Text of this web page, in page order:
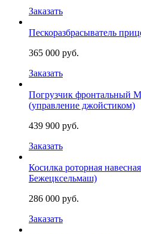
Заказать
Пескоразбрасыватель
365 000 руб.
Заказать
Погрузчик фронтальный
(управление джойстиком)
439 900 руб.
Заказать
Косилка роторная
Бежецксельмаш)
286 000 руб.
Заказать